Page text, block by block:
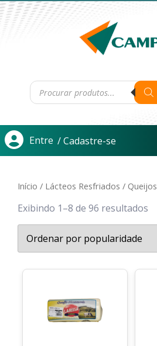
Entre / Cadastre-se
Início / Lácteos Resfriados / Queijos
Exibindo 1–8 de 96 resultados